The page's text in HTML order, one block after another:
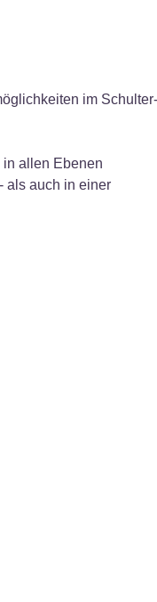
im Schulter-
allen Ebenen
als auch in einer